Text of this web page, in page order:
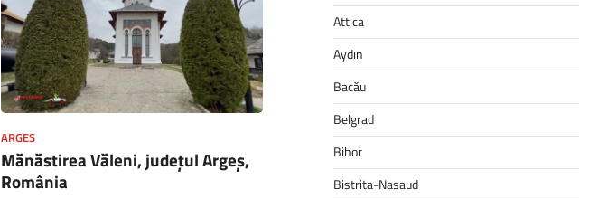
ARGES
Mănăstirea Văleni, județul Argeș,
România
Attica
Aydın
Bacău
Belgrad
Bihor
Bistrita-Nasaud